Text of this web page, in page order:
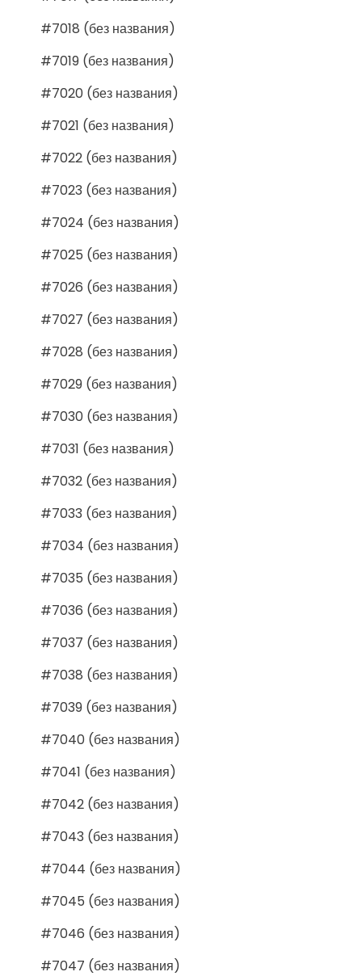
#7018 (без названия)
#7019 (без названия)
#7020 (без названия)
#7021 (без названия)
#7022 (без названия)
#7023 (без названия)
#7024 (без названия)
#7025 (без названия)
#7026 (без названия)
#7027 (без названия)
#7028 (без названия)
#7029 (без названия)
#7030 (без названия)
#7031 (без названия)
#7032 (без названия)
#7033 (без названия)
#7034 (без названия)
#7035 (без названия)
#7036 (без названия)
#7037 (без названия)
#7038 (без названия)
#7039 (без названия)
#7040 (без названия)
#7041 (без названия)
#7042 (без названия)
#7043 (без названия)
#7044 (без названия)
#7045 (без названия)
#7046 (без названия)
#7047 (без названия)